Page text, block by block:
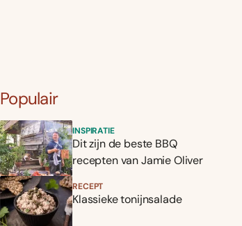
Populair
INSPIRATIE
Dit zijn de beste BBQ
recepten van Jamie Oliver
RECEPT
Klassieke tonijnsalade